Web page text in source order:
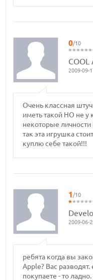
0/10
COOL
2009-09-
Очень классная
иметь такой НО не у
некоторые
так эта игрушка
куплю себе такой!!!
1/10
2009-06-
ребята когда вы
Apple? Вас
покупаете - то